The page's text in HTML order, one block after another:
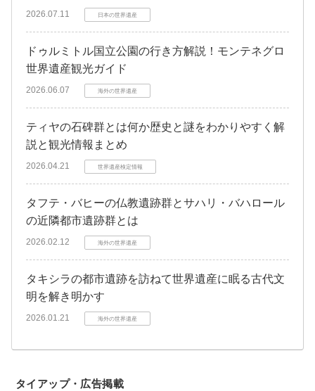
2026.07.11 日本の世界遺産
ドゥルミトル国立公園の行き方解説！モンテネグロ
世界遺産観光ガイド
2026.06.07 海外の世界遺産
ティヤの石碑群とは何か歴史と謎をわかりやすく解
説と観光情報まとめ
2026.04.21 世界遺産検定情報
タフテ・バヒーの仏教遺跡群とサハリ・バハロール
の近隣都市遺跡群とは
2026.02.12 海外の世界遺産
タキシラの都市遺跡を訪ねて世界遺産に眠る古代文
明を解き明かす
2026.01.21 海外の世界遺産
タイアップ・広告掲載